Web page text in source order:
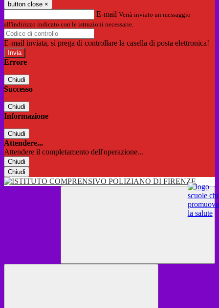
button close ×
E-mail Verrà inviato un messaggio
all'indirizzo indicato con le istruzioni necessarie.
E-mail inviata, si prega di controllare la casella di posta elettronica!
Errore
Chiudi
Successo
Chiudi
Informazione
Chiudi
Attendere...
Attendere il completamento dell'operazione...
Chiudi
Chiudi